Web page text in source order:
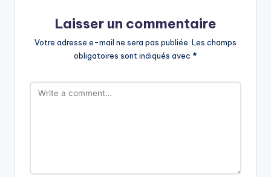
Laisser un commentaire
Votre adresse e-mail ne sera pas publiée. Les champs
obligatoires sont indiqués avec *